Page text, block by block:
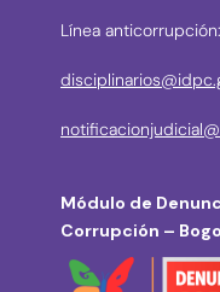
Línea
Módulo de
Corrupción –